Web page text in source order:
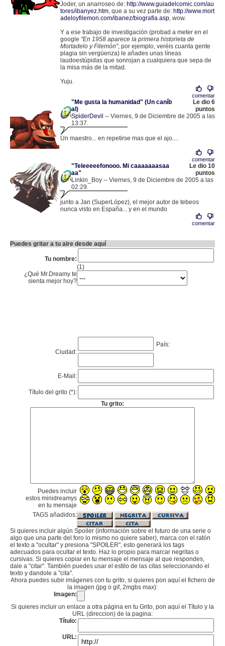
Joder, un anarroseo de: http://www.guiadelcomic.com/au
tores/ibanyez.htm, que a su vez parte de: http://www.mort
adeloyfilemon.com/ibanez/biografia.asp, wow.
Y a ese trabajo de investigación (probad a meter en el
google "En 1958 aparece la primera historieta de
Mortadelo y Filemón", por ejemplo, veréis cuanta gente
plagia sin vergüenza) le añades unas líneas
laudoestúpidas que sonrojan a cualquiera que sepa de
la misa más de la mitad.
Yuju.
comentar
"Me gusta la humanidad" (Un caníb
al)
Le dio 6
puntos
SpiderDevil -- Viernes, 9 de Diciembre de 2005 a las
13:37.
Un maestro... en repetirse mas que el ajo....
comentar
"Teleeeeefonooo. Mi caaaaaaasaa
aa"
Le dio 10
puntos
Linkin_Boy -- Viernes, 9 de Diciembre de 2005 a las
02:29.
junto a Jan (SuperLópez), el mejor autor de tebeos
nunca visto en España... y en el mundo
comentar
Puedes gritar a tu aire desde aquí
Tu nombre:
(1)
¿Qué Mr.Dreamy te
sienta mejor hoy?
Ciudad:
País:
E-Mail:
Título del grito (*):
Tu grito:
Puedes incluir
estos minidreamys
en tu mensaje
TAGS añadidos:
Si quieres incluir algún Spoiler (información sobre el futuro de una serie o
algo que una parte del foro lo mismo no quiere saber), marca con el ratón
el texto a "ocultar" y presiona "SPOILER", esto generará los tags
adecuados para ocultar el texto. Haz lo propio para marcar negritas o
cursivas. Si quieres copiar en tu mensaje el mensaje al que respondes,
dale a "citar". También puedes usar el estilo de las citas seleccionando el
texto y dandole a "cita".
Ahora puedes subir imágenes con tu grito, si quieres pon aquí el fichero de
la imagen (jpg o gif, 2mgbs max):
Imagen:
Si quieres incluir un enlace a otra página en tu Grito, pon aquí el Título y la
URL (direccion) de la pagina:
Título:
URL: